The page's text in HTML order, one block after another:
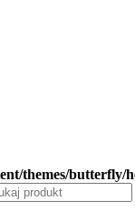
themes/butterfly/